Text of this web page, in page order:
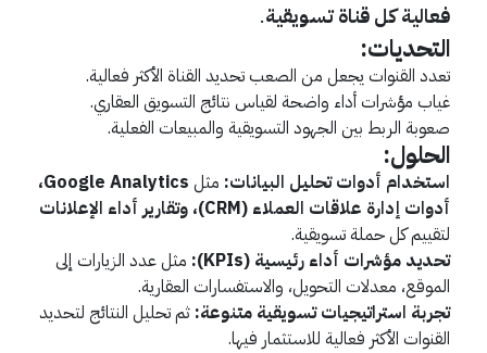
فعالية كل قناة تسويقية.
التحديات:
تعدد القنوات يجعل من الصعب تحديد القناة الأكثر فعالية.
غياب مؤشرات أداء واضحة لقياس نتائج التسويق العقاري.
صعوبة الربط بين الجهود التسويقية والمبيعات الفعلية.
الحلول:
استخدام أدوات تحليل البيانات: مثل
Google Analytics،
أدوات إدارة علاقات العملاء (CRM)، وتقارير أداء الإعلانات
لتقييم كل حملة تسويقية.
تحديد مؤشرات أداء رئيسية (KPIs):
مثل عدد الزيارات إلى
الموقع، معدلات التحويل، والاستفسارات العقارية.
تجربة استراتيجيات تسويقية متنوعة: ثم تحليل النتائج لتحديد
القنوات الأكثر فعالية للاستثمار فيها.